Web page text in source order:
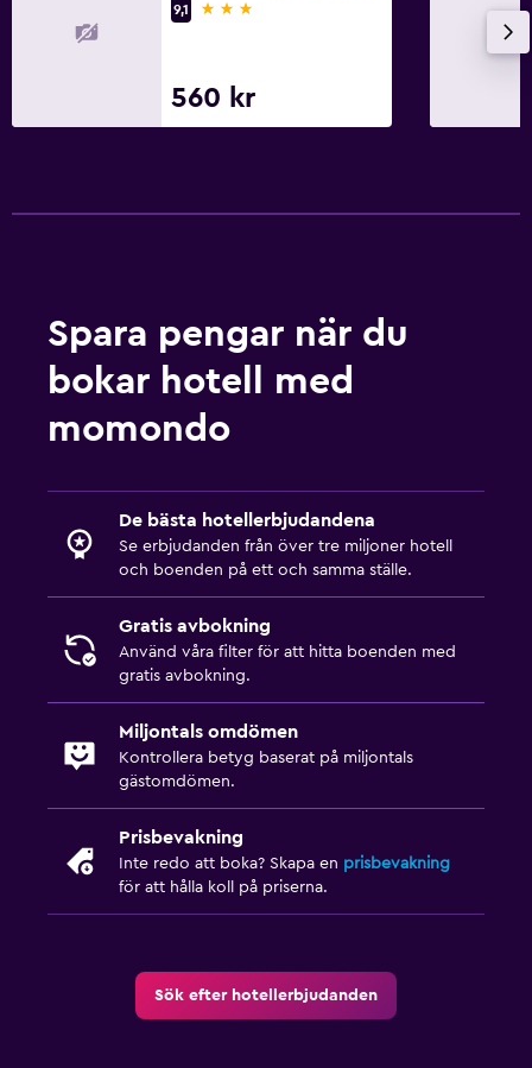
9,1
3 stjärnor
560 kr
Spara pengar när du
bokar hotell med
momondo
De bästa hotellerbjudandena
Se erbjudanden från över tre miljoner hotell
och boenden på ett och samma ställe.
Gratis avbokning
Använd våra filter för att hitta boenden med
gratis avbokning.
Miljontals omdömen
Kontrollera betyg baserat på miljontals
gästomdömen.
Prisbevakning
Inte redo att boka? Skapa en prisbevakning
för att hålla koll på priserna.
Sök efter hotellerbjudanden